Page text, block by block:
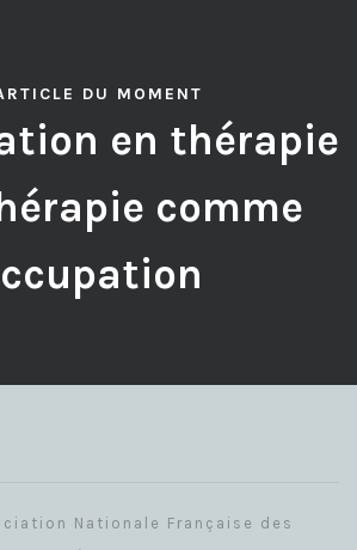
DU MOMENT
en thérapie
comme
Nationale Française des